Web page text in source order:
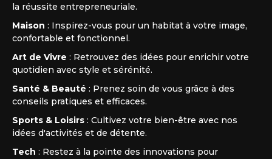
la réussite entrepreneuriale.
Maison : Inspirez-vous pour un habitat à votre image,
confortable et fonctionnel.
Art de Vivre : Retrouvez des idées pour enrichir votre
quotidien avec style et sérénité.
Santé & Beauté : Prenez soin de vous grâce à des
conseils pratiques et efficaces.
Sports & Loisirs : Cultivez votre bien-être avec nos
idées d'activités et de détente.
Tech : Restez à la pointe des innovations pour